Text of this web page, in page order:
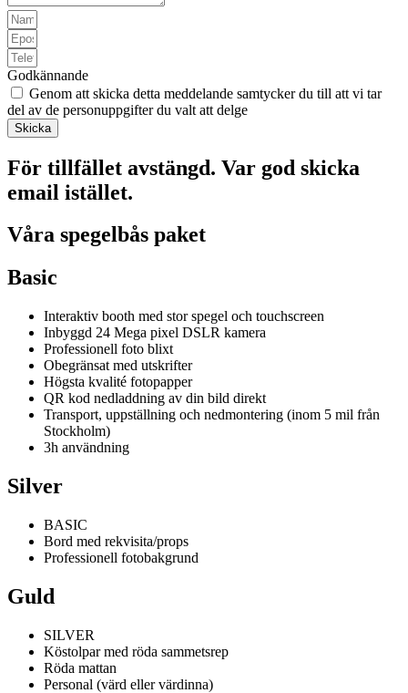
Godkännande
Genom att skicka detta meddelande samtycker du till att vi tar
del av de personuppgifter du valt att delge
Skicka
För tillfället avstängd. Var god skicka
email istället.
Våra spegelbås paket
Basic
Interaktiv booth med stor spegel och touchscreen
Inbyggd 24 Mega pixel DSLR kamera
Professionell foto blixt
Obegränsat med utskrifter
Högsta kvalité fotopapper
QR kod nedladdning av din bild direkt
Transport, uppställning och nedmontering (inom 5 mil från
Stockholm)
3h användning
Silver
BASIC
Bord med rekvisita/props
Professionell fotobakgrund
Guld
SILVER
Köstolpar med röda sammetsrep
Röda mattan
Personal (värd eller värdinna)